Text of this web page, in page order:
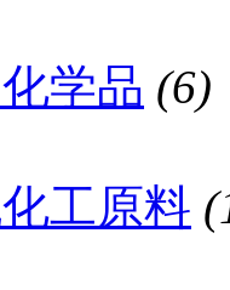
学品 (6)
工原料